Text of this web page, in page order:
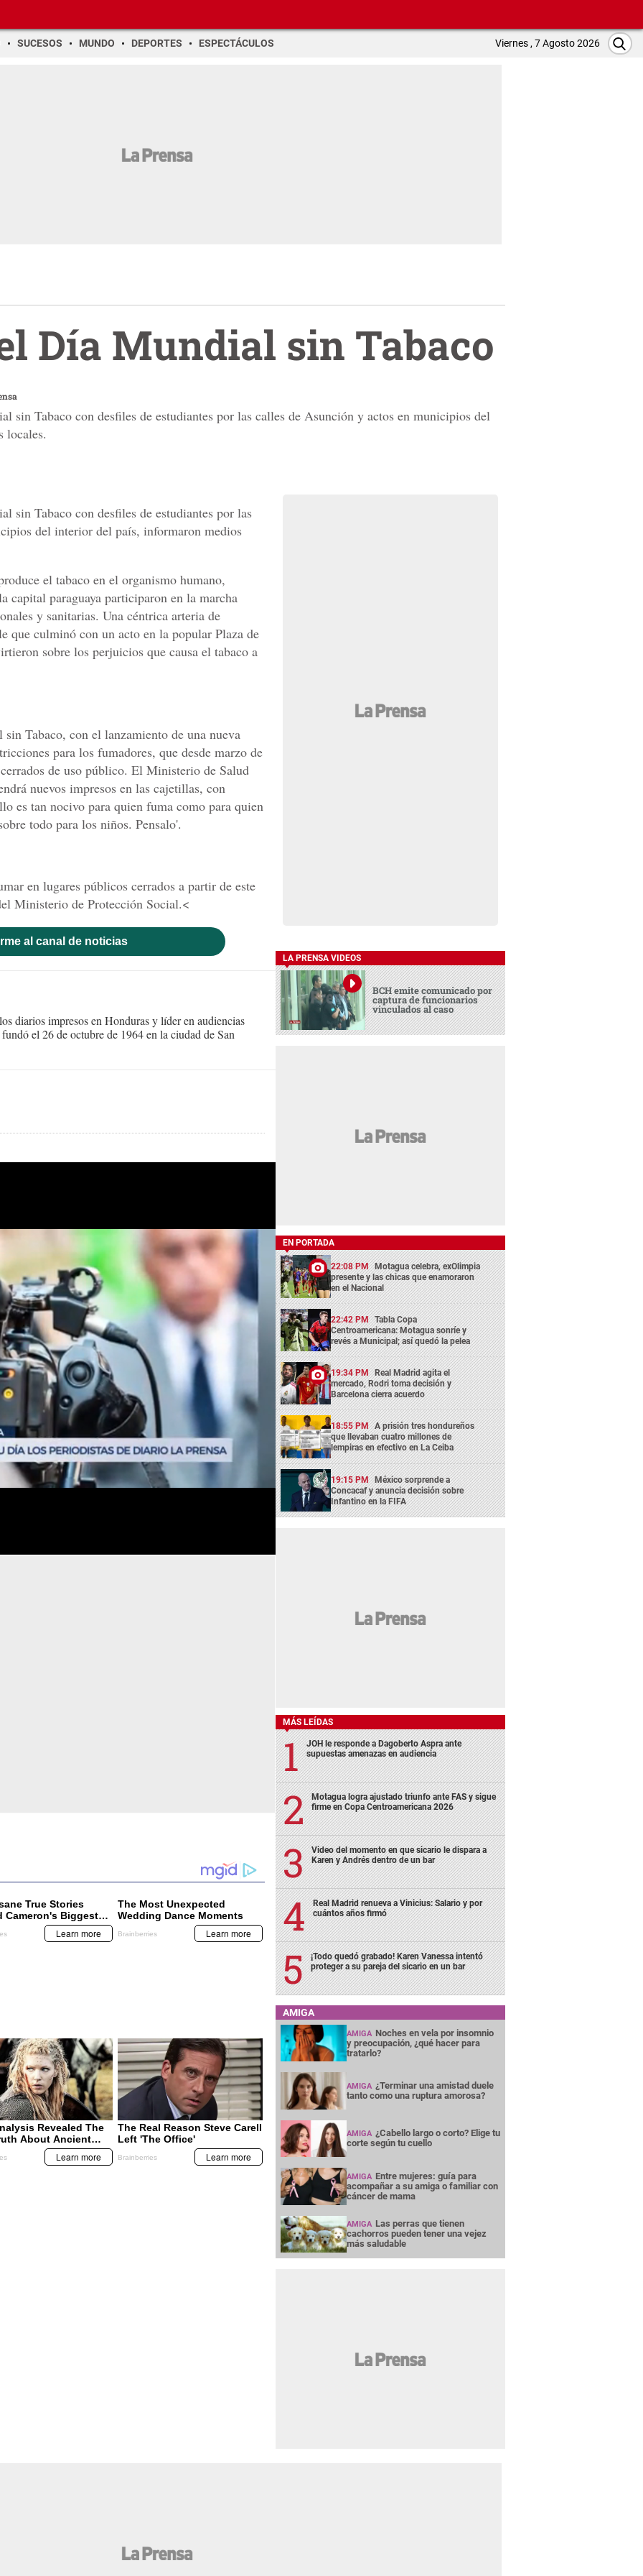
SUCESOS MUNDO DEPORTES ESPECTÁCULOS Viernes , 7 Agosto 2026
Día Mundial sin Tabaco
sin Tabaco con desfiles de estudiantes por las calles de Asunción y actos en municipios del
locales.
sin Tabaco con desfiles de estudiantes por las
del interior del país, informaron medios
el tabaco en el organismo humano,
capital paraguaya participaron en la marcha
y sanitarias. Una céntrica arteria de
que culminó con un acto en la popular Plaza de
sobre los perjuicios que causa el tabaco a
Tabaco, con el lanzamiento de una nueva
para los fumadores, que desde marzo de
de uso público. El Ministerio de Salud
nuevos impresos en las cajetillas, con
es tan nocivo para quien fuma como para quien
todo para los niños. Pensalo'.
en lugares públicos cerrados a partir de este
Ministerio de Protección Social.<
al canal de noticias
diarios impresos en Honduras y líder en audiencias
el 26 de octubre de 1964 en la ciudad de San
LA PRENSA VIDEOS
BCH emite comunicado por
captura de funcionarios
vinculados al caso
EN PORTADA
22:08 PM Motagua celebra, exOlimpia
presente y las chicas que enamoraron
en el Nacional
22:42 PM Tabla Copa
Centroamericana: Motagua sonríe y
revés a Municipal; así quedó la pelea
19:34 PM Real Madrid agita el
mercado, Rodri toma decisión y
Barcelona cierra acuerdo
18:55 PM A prisión tres hondureños
que llevaban cuatro millones de
lempiras en efectivo en La Ceiba
19:15 PM México sorprende a
Concacaf y anuncia decisión sobre
Infantino en la FIFA
MÁS LEÍDAS
JOH le responde a Dagoberto Aspra ante
supuestas amenazas en audiencia
Motagua logra ajustado triunfo ante FAS y sigue
firme en Copa Centroamericana 2026
Video del momento en que sicario le dispara a
Karen y Andrés dentro de un bar
Real Madrid renueva a Vinicius: Salario y por
cuántos años firmó
¡Todo quedó grabado! Karen Vanessa intentó
proteger a su pareja del sicario en un bar
AMIGA
AMIGA Noches en vela por insomnio
y preocupación, ¿qué hacer para
tratarlo?
AMIGA ¿Terminar una amistad duele
tanto como una ruptura amorosa?
AMIGA ¿Cabello largo o corto? Elige tu
corte según tu cuello
AMIGA Entre mujeres: guía para
acompañar a su amiga o familiar con
cáncer de mama
AMIGA Las perras que tienen
cachorros pueden tener una vejez
más saludable